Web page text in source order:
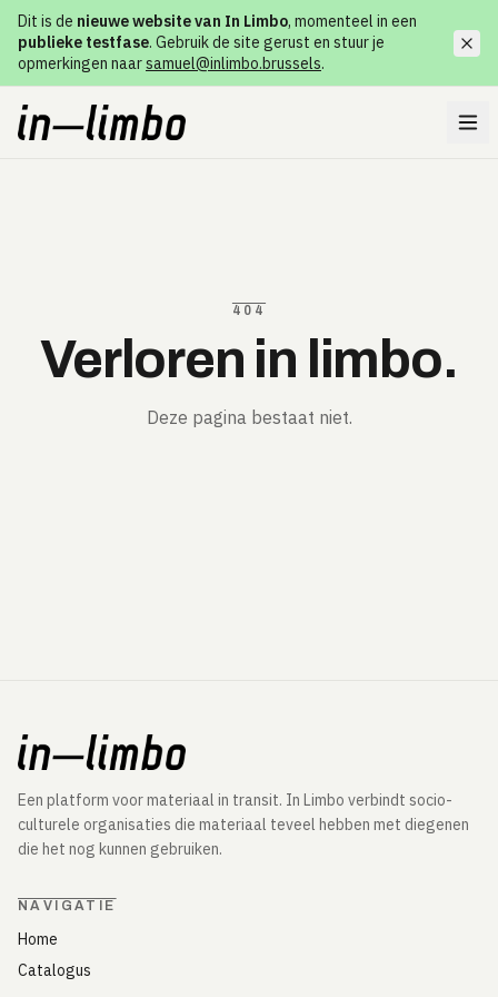
Dit is de nieuwe website van In Limbo, momenteel in een
publieke testfase. Gebruik de site gerust en stuur je
opmerkingen naarsamuel@inlimbo.brussels.
404
Verloren in limbo.
Deze pagina bestaat niet.
Een platform voor materiaal in transit. In Limbo verbindt socio-
culturele organisaties die materiaal teveel hebben met diegenen
die het nog kunnen gebruiken.
NAVIGATIE
Home
Catalogus